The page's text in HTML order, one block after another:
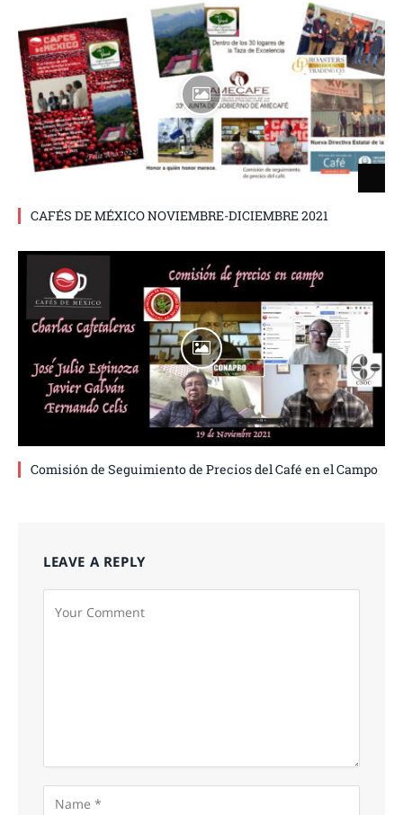
CAFÉS DE MÉXICO NOVIEMBRE-DICIEMBRE 2021
Comisión de Seguimiento de Precios del Café en el Campo
LEAVE A REPLY